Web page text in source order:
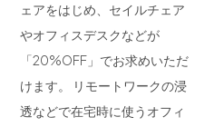
ェアをはじめ、セイルチェア
やオフィスデスクなどが
「20%OFF」でお求めいただ
けます。 リモートワークの浸
透などで在宅時に使うオフィ